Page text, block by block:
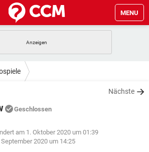
MENU
TIKTOK
TIKTOK
STREAMING
INSTAGRAM
STREAMING
Nächste
Geschlossen
am 1. Oktober 2020 um 01:39
September 2020 um 14:25